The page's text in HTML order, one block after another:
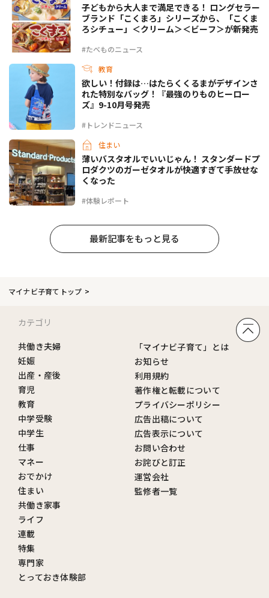
#たべものニュース
子どもから大人まで満足できる！ ロングセラー
ブランド「こくまろ」シリーズから、「こくま
ろシチュー」＜クリーム＞＜ビーフ＞が新発売
教育
#トレンドニュース
欲しい！付録は…はたらくくるまがデザインさ
れた特別なバッグ！『最強のりものヒーロー
ズ』9-10月号発売
住まい
#体験レポート
薄いバスタオルでいいじゃん！ スタンダードプ
ロダクツのガーゼタオルが快適すぎて手放せな
くなった
最新記事をもっと見る
マイナビ子育てトップ
カテゴリ
共働き夫婦
妊娠
出産・産後
育児
教育
中学受験
中学生
仕事
マネー
おでかけ
住まい
共働き家事
ライフ
連載
特集
専門家
とっておき体験部
「マイナビ子育て」とは
お知らせ
利用規約
著作権と転載について
プライバシーポリシー
広告出稿について
広告表示について
お問い合わせ
お詫びと訂正
運営会社
監修者一覧